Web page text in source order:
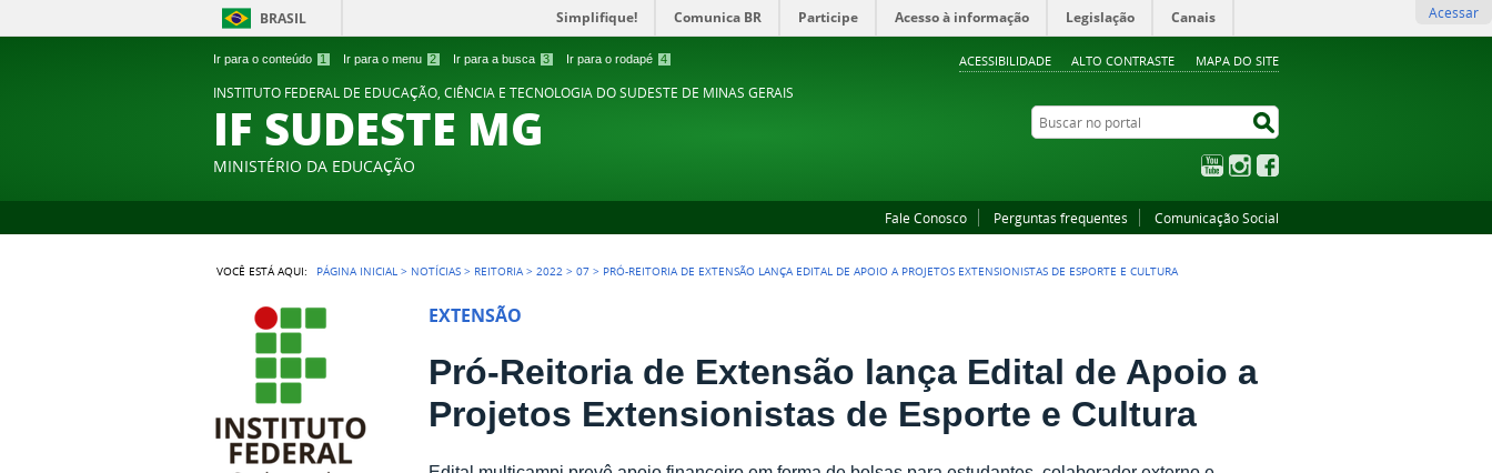
Ir para o conteúdo 1 Ir para o menu 2 Ir para a busca 3 Ir para o rodapé 4 ACESSIBILIDADE ALTO CONTRASTE MAPA DO SITE
BRASIL Simplifique! Comunica BR Participe Acesso à informação Legislação Canais Acessar
INSTITUTO FEDERAL DE EDUCAÇÃO, CIÊNCIA E TECNOLOGIA DO SUDESTE DE MINAS GERAIS
IF SUDESTE MG
MINISTÉRIO DA EDUCAÇÃO
Buscar no portal
YouTubeInstagram
Fale Conosco Perguntas frequentes Comunicação Social
VOCÊ ESTÁ AQUI: PÁGINA INICIAL > NOTÍCIAS > REITORIA >2022 >07 > PRÓ-REITORIA DE EXTENSÃO LANÇA EDITAL DE APOIO A PROJETOS EXTENSIONISTAS DE ESPORTE E CULTURA
EXTENSÃO
Pró-Reitoria de Extensão lança Edital de Apoio a
Projetos Extensionistas de Esporte e Cultura